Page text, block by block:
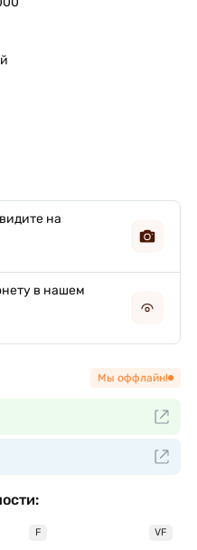
на
в нашем
Мы оффлайн!
F VF